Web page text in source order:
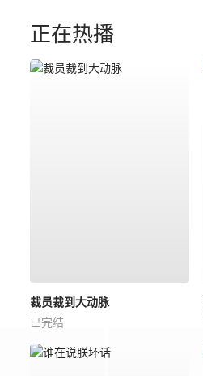
正在热播
裁员裁到大动脉
已完结